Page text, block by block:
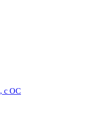
с ОС